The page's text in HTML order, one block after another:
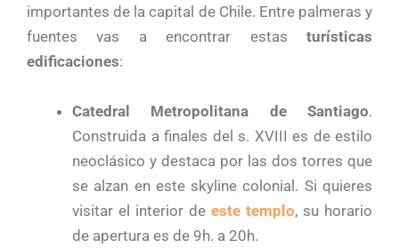
importantes de la capital de Chile. Entre palmeras y
fuentes vas a encontrar estas turísticas
edificaciones:
Catedral Metropolitana de Santiago.
Construida a finales del s. XVIII es de estilo
neoclásico y destaca por las dos torres que
se alzan en este skyline colonial. Si quieres
visitar el interior de este templo, su horario
de apertura es de 9h. a 20h.